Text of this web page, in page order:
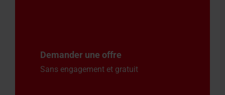
Demander une offre
Sans engagement et gratuit